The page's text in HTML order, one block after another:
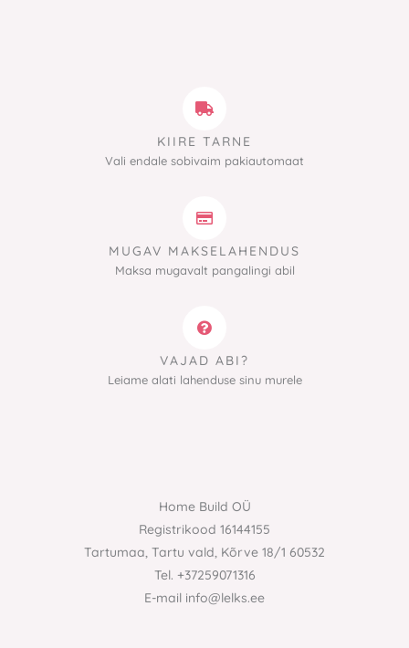
KIIRE TARNE
Vali endale sobivaim pakiautomaat
MUGAV MAKSELAHENDUS
Maksa mugavalt pangalingi abil
VAJAD ABI?
Leiame alati lahenduse sinu murele
Home Build OÜ
Registrikood 16144155
Tartumaa, Tartu vald, Kõrve 18/1 60532
Tel. +37259071316
E-mail info@lelks.ee